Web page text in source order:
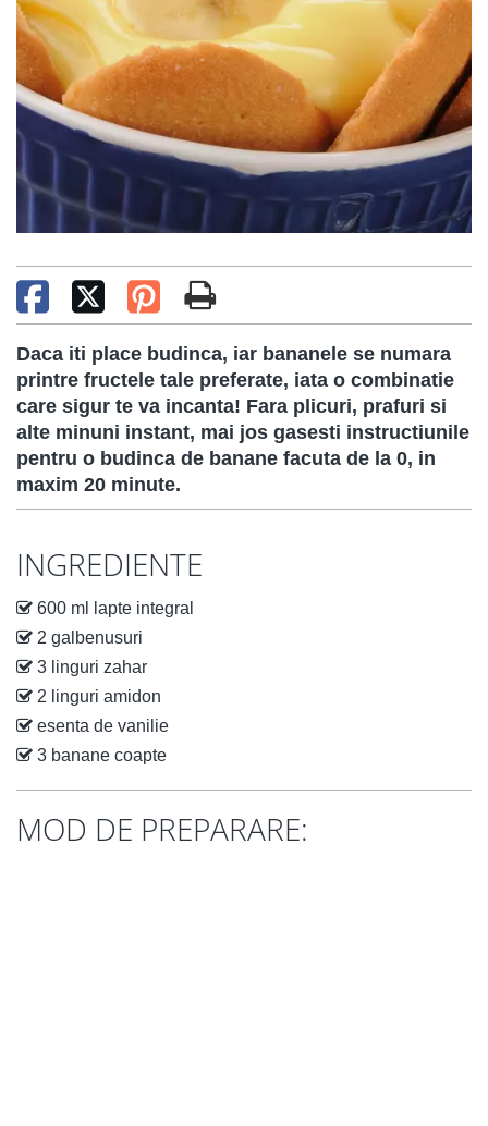
Daca iti place budinca, iar bananele se numara
printre fructele tale preferate, iata o combinatie
care sigur te va incanta! Fara plicuri, prafuri si
alte minuni instant, mai jos gasesti instructiunile
pentru o budinca de banane facuta de la 0, in
maxim 20 minute.
INGREDIENTE
600 ml lapte integral
2 galbenusuri
3 linguri zahar
2 linguri amidon
esenta de vanilie
3 banane coapte
MOD DE PREPARARE: